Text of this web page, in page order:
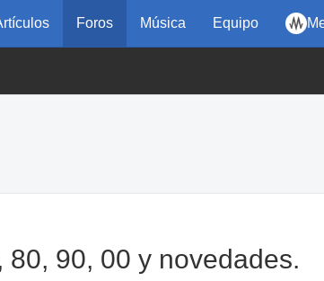
Foros Música Equipo
90, 00 y novedades.